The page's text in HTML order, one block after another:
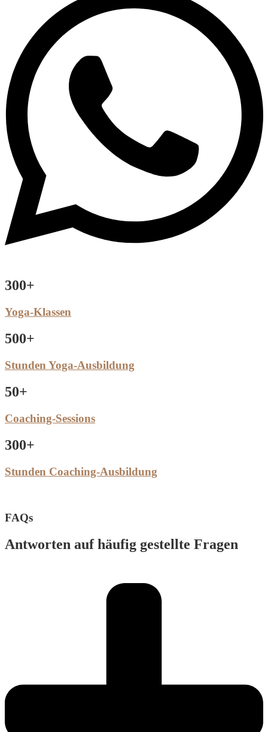
300+
Yoga-Klassen
500+
Stunden Yoga-Ausbildung
50+
Coaching-Sessions
300+
Stunden Coaching-Ausbildung
FAQs
Antworten auf häufig gestellte Fragen